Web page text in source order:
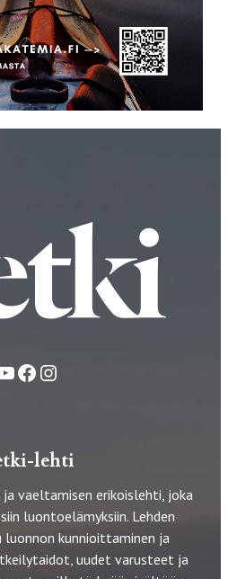
FacebookInstagram
lehti
vaeltamisen erikoislehti, joka
luontoelämyksiin. Lehden
kunnioittaminen ja
uudet varusteet ja